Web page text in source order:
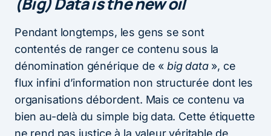
Pendant longtemps, les gens se sont
contentés de ranger ce contenu sous la
dénomination générique de « big data », ce
flux infini d’information non structurée dont les
organisations débordent. Mais ce contenu va
bien au-delà du simple big data. Cette étiquette
ne rend pas justice à la valeur véritable de